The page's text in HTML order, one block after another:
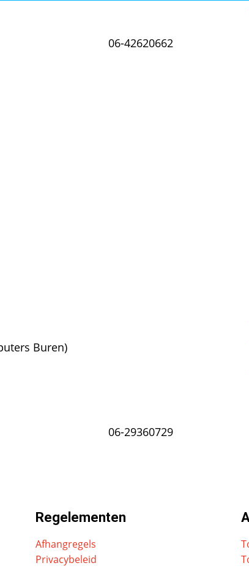
06-42620662
Buren)
06-29360729
Regelementen
Afhangregels
Privacybeleid